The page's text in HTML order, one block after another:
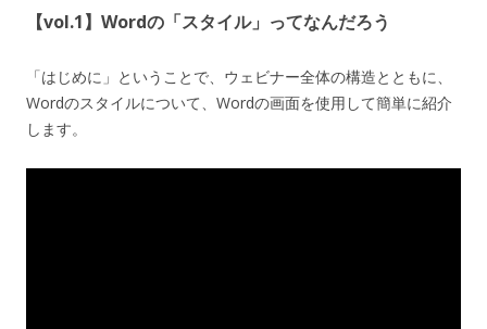
【vol.1】Wordの「スタイル」ってなんだろう
「はじめに」ということで、ウェビナー全体の構造とともに、
Wordのスタイルについて、Wordの画面を使用して簡単に紹介
します。